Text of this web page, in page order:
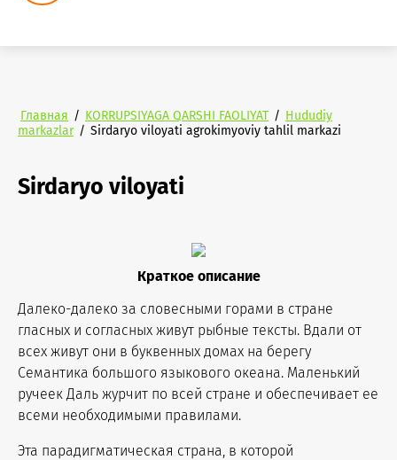
Главная / KORRUPSIYAGA QARSHI FAOLIYAT / Hududiy
markazlar / Sirdaryo viloyati agrokimyoviy tahlil markazi
Sirdaryo viloyati
Краткое описание
Далеко-далеко за словесными горами в стране
гласных и согласных живут рыбные тексты. Вдали от
всех живут они в буквенных домах на берегу
Семантика большого языкового океана. Маленький
ручеек Даль журчит по всей стране и обеспечивает ее
всеми необходимыми правилами.
Эта парадигматическая страна, в которой